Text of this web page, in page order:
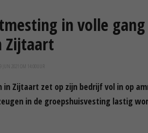
in volle
Zijtaart
09 JUN 2021 OM 14:00
in Zijtaart zet op zijn bedrijf vol in op
in de groepshuisvesting lastig